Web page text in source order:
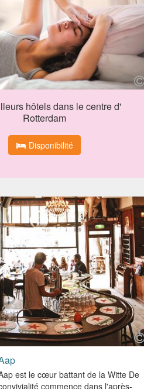
hôtels dans le centre d'
Rotterdam
Disponibilité
est le cœur battant de la Witte De
commence dans l'après-